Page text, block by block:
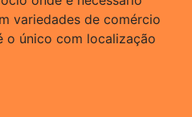
variedades de comércio
o único com localização